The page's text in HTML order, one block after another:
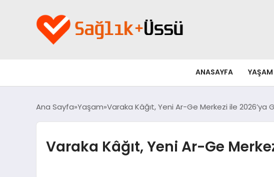
ANASAYFA YAŞAM
Ana Sayfa Yaşam Varaka Kâğıt, Yeni Ar-Ge Merkezi ile 2026’ya
Varaka Kâğıt, Yeni Ar-Ge